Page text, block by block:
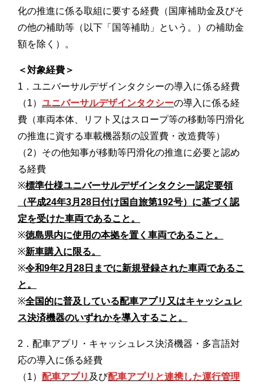
化の推進に係る取組に要する経費（国庫補助金及びそ
の他の補助等（以下「国等補助」という。）の補助金
額を除く）。
＜対象経費＞
1．ユニバーサルデザインタクシーの導入に係る経費
（1） ユニバーサルデザインタクシーの導入に係る経
費（車両本体、リフト又はスロープ等の移動等円滑化
の推進に資する車載機器類の設置費・改造費等）
（2）その他知事が移動等円滑化の推進に必要と認め
る経費
※標準仕様ユニバーサルデザインタクシー認定要領
（平成24年3月28日付け国自旅第192号）に基づく認
定を受けた車両であること。
※徳島県内に使用の本拠を置く車両であること。
※新車購入に限る。
※令和9年2月28日までに新規登録された車両であるこ
と。
※全国的に普及している配車アプリ又はキャッシュレ
ス決済機器のいずれかを導入すること。
2．配車アプリ・キャッシュレス決済機器・多言語対
応の導入に係る経費
（1） 配車アプリ 及び配車アプリと連携した運行管理